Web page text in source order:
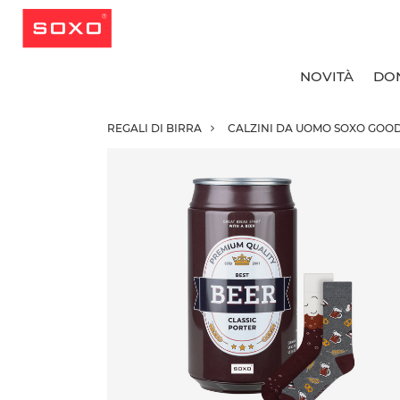
NOVITÀ
REGALI DI BIRRA CALZINI DA UOMO SOXO